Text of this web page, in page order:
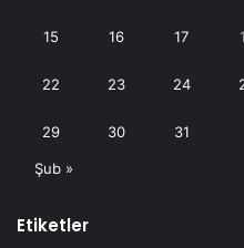
15 16 17
22 23 24
29 30 31
Şub »
Etiketler